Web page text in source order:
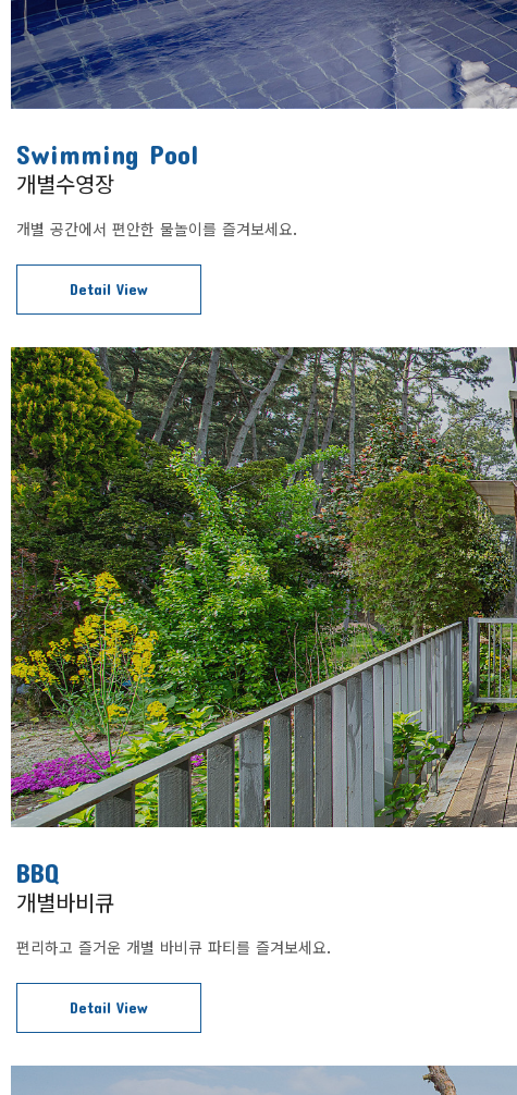
Swimming Pool
개별수영장
개별 공간에서 편안한 물놀이를 즐겨보세요.
Detail View
BBQ
개별바비큐
편리하고 즐거운 개별 바비큐 파티를 즐겨보세요.
Detail View